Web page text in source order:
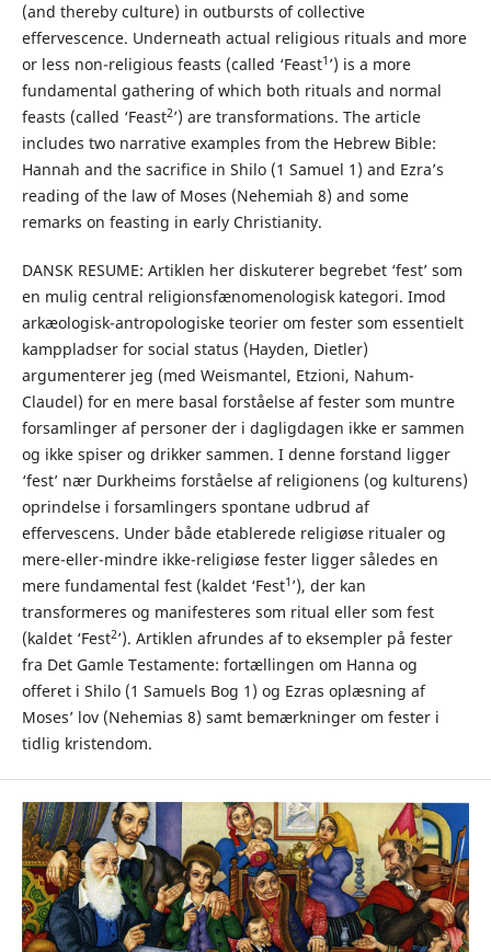
(and thereby culture) in outbursts of collective
effervescence. Underneath actual religious rituals and more
or less non-religious feasts (called ‘Feast1 ’) is a more
fundamental gathering of which both rituals and normal
feasts (called ‘Feast2’) are transformations. The article
includes two narrative examples from the Hebrew Bible:
Hannah and the sacrifice in Shilo (1 Samuel 1) and Ezra’s
reading of the law of Moses (Nehemiah 8) and some
remarks on feasting in early Christianity.
DANSK RESUME: Artiklen her diskuterer begrebet ‘fest’ som
en mulig central religionsfænomenologisk kategori. Imod
arkæologisk-antropologiske teorier om fester som essentielt
kamppladser for social status (Hayden, Dietler)
argumenterer jeg (med Weismantel, Etzioni, Nahum-
Claudel) for en mere basal forståelse af fester som muntre
forsamlinger af personer der i dagligdagen ikke er sammen
og ikke spiser og drikker sammen. I denne forstand ligger
‘fest’ nær Durkheims forståelse af religionens (og kulturens)
oprindelse i forsamlingers spontane udbrud af
effervescens. Under både etablerede religiøse ritualer og
mere-eller-mindre ikke-religiøse fester ligger således en
mere fundamental fest (kaldet ‘Fest1 ’), der kan
transformeres og manifesteres som ritual eller som fest
(kaldet ‘Fest2’). Artiklen afrundes af to eksempler på fester
fra Det Gamle Testamente: fortællingen om Hanna og
offeret i Shilo (1 Samuels Bog 1) og Ezras oplæsning af
Moses’ lov (Nehemias 8) samt bemærkninger om fester i
tidlig kristendom.